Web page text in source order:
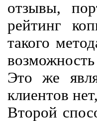
отзывы,
рейтинг
такого
Это же
клиентов
Второй